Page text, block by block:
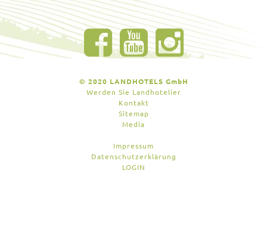
© 2020 LANDHOTELS GmbH
Werden Sie Landhotelier
Kontakt
Sitemap
Media
Impressum
Datenschutzerklärung
LOGIN